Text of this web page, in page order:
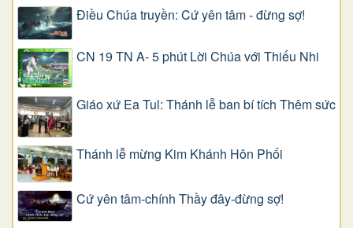
Điều Chúa truyền: Cứ yên tâm - đừng sợ!
CN 19 TN A- 5 phút Lời Chúa với Thiếu Nhi
Giáo xứ Ea Tul: Thánh lễ ban bí tích Thêm sức
Thánh lễ mừng Kim Khánh Hôn Phối
Cứ yên tâm-chính Thầy đây-đừng sợ!